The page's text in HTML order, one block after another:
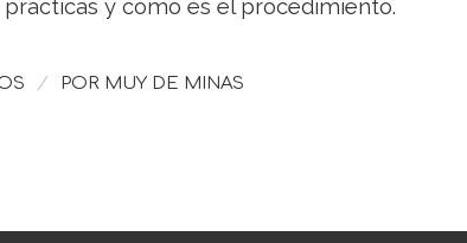
prácticas y cómo es el procedimiento.
/ POR MUY DE MINAS